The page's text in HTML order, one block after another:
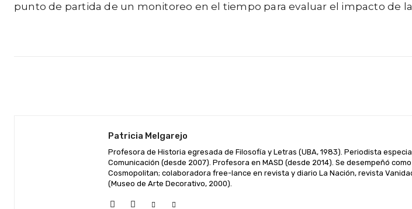
punto de partida de un monitoreo en el tiempo para evaluar el impacto de
Patricia Melgarejo
Profesora de Historia egresada de Filosofía y Letras (UBA, 1983). Periodista
Comunicación (desde 2007). Profesora en MASD (desde 2014). Se desempeñó
Cosmopolitan; colaboradora free-lance en revista y diario La Nación, revista
(Museo de Arte Decorativo, 2000).